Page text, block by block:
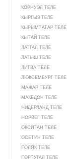
КОРНУЭЛ ТЕЛЕ
КЫРГЫЗ ТЕЛЕ
КЫРЫМТАТАР ТЕЛЕ
КЫТАЙ ТЕЛЕ
ЛАТГАЛ ТЕЛЕ
ЛАТЫШ ТЕЛЕ
ЛИТВА ТЕЛЕ
ЛЮКСЕМБУРГ ТЕЛЕ
МАҖАР ТЕЛЕ
МАКЕДОН ТЕЛЕ
НИДЕРЛАНД ТЕЛЕ
НОРВЕГ ТЕЛЕ
ОКСИТАН ТЕЛЕ
ОСЕТИН ТЕЛЕ
ПОЛЯК ТЕЛЕ
ПОРТУГАЛ ТЕЛЕ